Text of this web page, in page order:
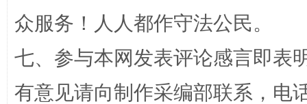
众服务！人人都作守法公民。
七、参与本网发表评论感言即表
有意见请向制作采编部联系，电